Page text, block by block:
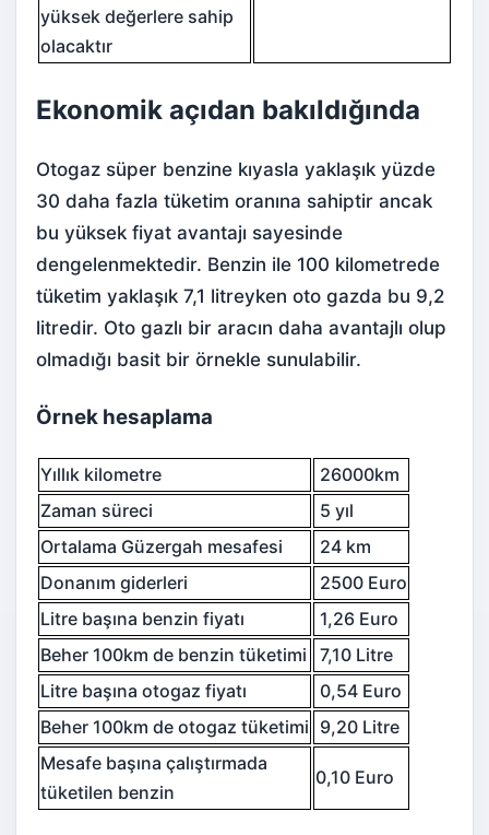
yüksek değerlere sahip
olacaktır
Ekonomik açıdan bakıldığında
Otogaz süper benzine kıyasla yaklaşık yüzde
30 daha fazla tüketim oranına sahiptir ancak
bu yüksek fiyat avantajı sayesinde
dengelenmektedir. Benzin ile 100 kilometrede
tüketim yaklaşık 7,1 litreyken oto gazda bu 9,2
litredir. Oto gazlı bir aracın daha avantajlı olup
olmadığı basit bir örnekle sunulabilir.
Örnek hesaplama
Yıllık kilometre
26000km
Zaman süreci
5 yıl
Ortalama Güzergah mesafesi
24 km
Donanım giderleri
2500 Euro
Litre başına benzin fiyatı
1,26 Euro
Beher 100km de benzin tüketimi
7,10 Litre
Litre başına otogaz fiyatı
0,54 Euro
Beher 100km de otogaz tüketimi 9,20 Litre
Mesafe başına çalıştırmada
tüketilen benzin
0,10 Euro